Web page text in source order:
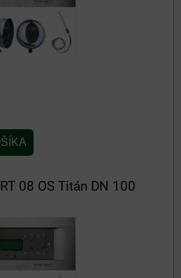
08 OS Titán DN 100